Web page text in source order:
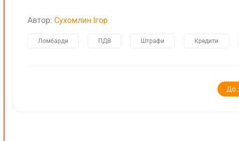
Автор: Сухомлин Ігор
Ломбарди ПДВ Штрафи Кредити
До